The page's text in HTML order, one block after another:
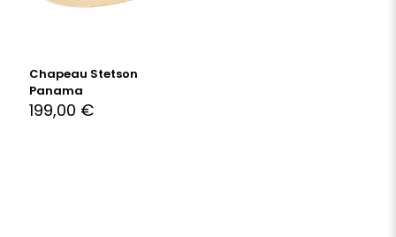
Chapeau Stetson
Panama
199,00 €